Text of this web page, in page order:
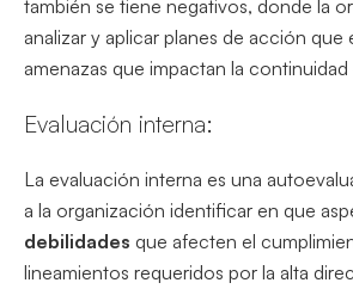
también se tiene negativos, donde la
analizar y aplicar planes de acción que
amenazas que impactan la
Evaluación interna:
La evaluación interna es una
a la organización identificar en que
debilidades que afecten el
lineamientos requeridos por la alta